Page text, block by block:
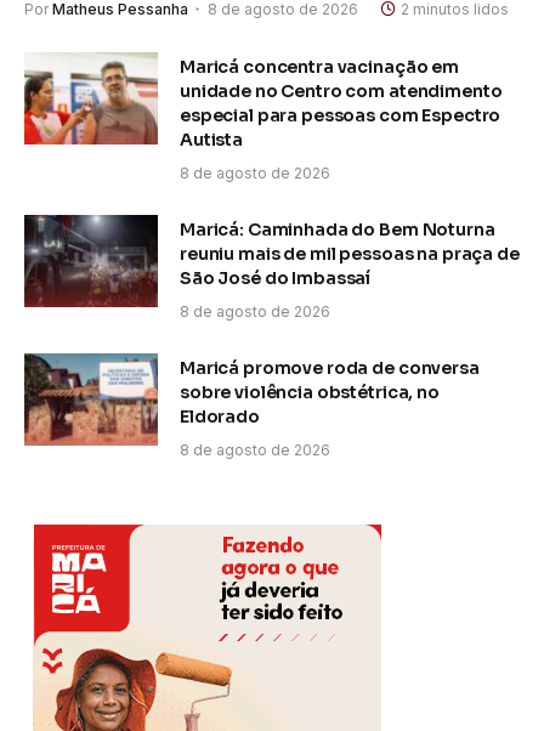
Por Matheus Pessanha 8 de agosto de 2026 2 minutos lidos
Maricá concentra vacinação em
unidade no Centro com atendimento
especial para pessoas com Espectro
Autista
8 de agosto de 2026
Maricá: Caminhada do Bem Noturna
reuniu mais de mil pessoas na praça de
São José do Imbassaí
8 de agosto de 2026
Maricá promove roda de conversa
sobre violência obstétrica, no
Eldorado
8 de agosto de 2026